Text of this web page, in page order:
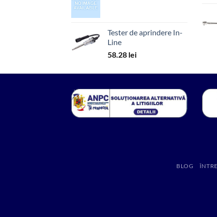
Tester de aprindere In-
Line
58.28 lei
BLOG